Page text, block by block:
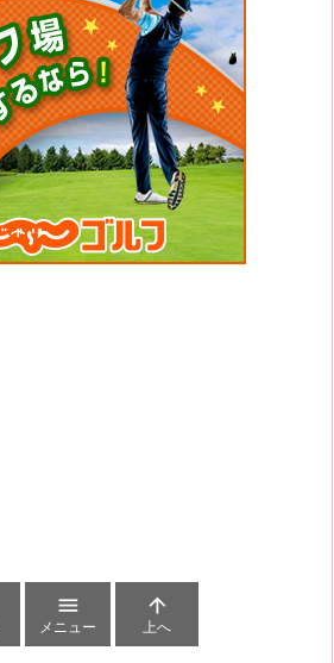

メニュー

上へ